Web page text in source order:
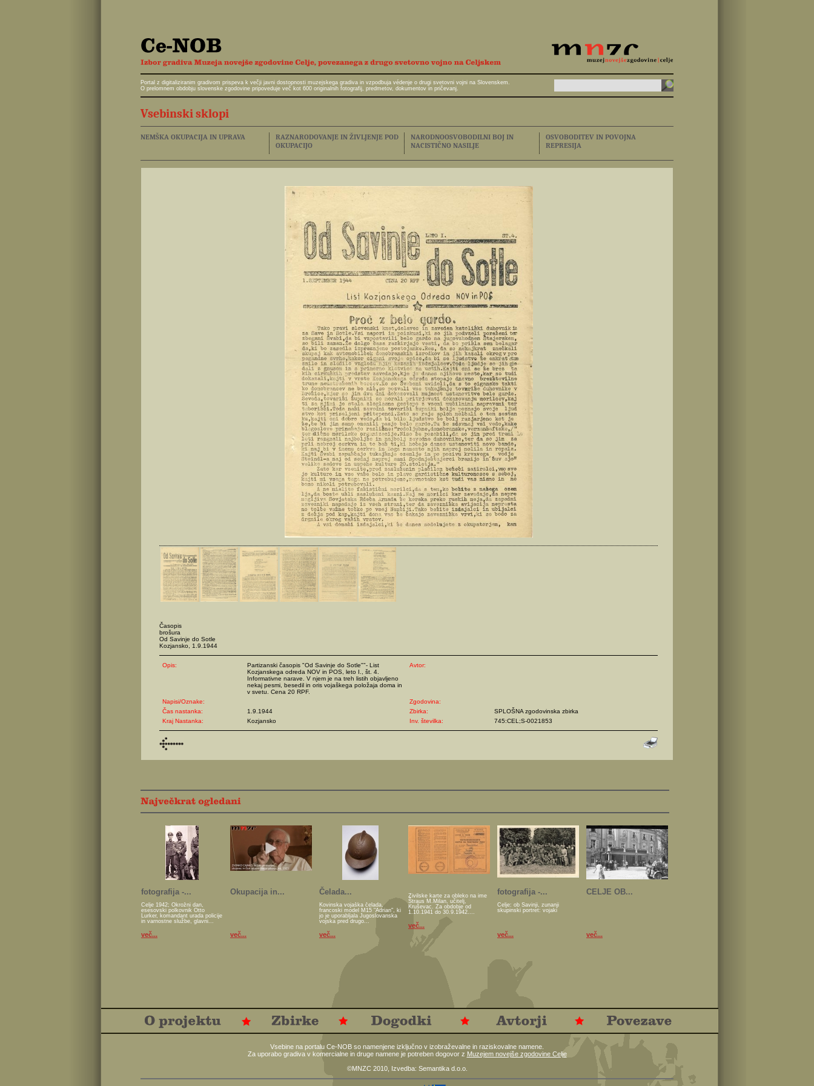
Portal z digitaliziranim gradivom prispeva k večji javni dostopnosti muzejskega gradiva in vzpodbuja védenje o drugi svetovni vojni na Slovenskem.
O prelomnem obdobju slovenske zgodovine pripoveduje več kot 600 originalnih fotografij, predmetov, dokumentov in pričevanj.
Vsebinski sklopi
NEMŠKA OKUPACIJA IN UPRAVA
RAZNARODOVANJE IN ŽIVLJENJE POD
OKUPACIJO
NARODNOOSVOBODILNI BOJ IN
NACISTIČNO NASILJE
OSVOBODITEV IN POVOJNA
REPRESIJA
Časopis
brošura
Od Savinje do Sotle
Kozjansko, 1.9.1944
Opis:
Partizanski časopis "Od Savinje do Sotle""- List
Kozjanskega odreda NOV in POS, leto I., št. 4.
Informativne narave. V njem je na treh listih objavljeno
nekaj pesmi, besedil in oris vojaškega položaja doma in
v svetu. Cena 20 RPF.
Avtor:
Napisi/Oznake:
Zgodovina:
Čas nastanka:
1.9.1944 Zbirka:
SPLOŠNA zgodovinska zbirka
Kraj Nastanka:
Kozjansko Inv. številka: 745:CEL;S-0021853
fotografija -...
Celje 1942; Okrožni dan,
esesovski polkovnik Otto
Lurker, komandant urada policije
in varnostne službe, glavni...
več...
Okupacija in...
več...
Čelada...
Kovinska vojaška čelada,
francoski model M15 "Adrian", ki
jo je uporabljala Jugoslovanska
vojska pred drugo...
več...
Živilske karte za obleko na ime
Štraus M.Milan, učitelj,
Kruševac. Za obdobje od
1.10.1941 do 30.9.1942....
več...
fotografija -...
Celje: ob Savinji, zunanji
skupinski portret: vojaki
več...
CELJE OB...
več...
Vsebine na portalu Ce-NOB so namenjene izključno v izobraževalne in raziskovalne namene.
Za uporabo gradiva v komercialne in druge namene je potreben dogovor z Muzejem novejše zgodovine Celje
©MNZC 2010, Izvedba: Semantika d.o.o.